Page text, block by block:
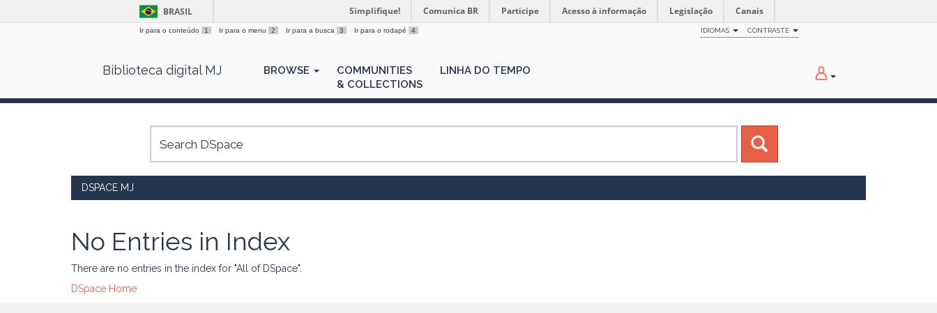
BRASIL Simplifique! Comunica BR Participe Acesso à informação Legislação Canais
Ir para o conteúdo 1 Ir para o menu 2 Ir para a busca 3 Ir para o rodapé 4 IDIOMAS CONTRASTE
Biblioteca digital MJ BROWSE
COMMUNITIES
& COLLECTIONS
LINHA DO TEMPO
DSPACE MJ
No Entries in Index
There are no entries in the index for "All of DSpace".
DSpace Home